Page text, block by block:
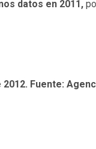
datos en 2011,
Fuente: